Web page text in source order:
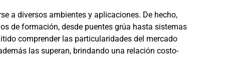
a diversos ambientes y aplicaciones. De hecho,
de formación, desde puentes grúa hasta sistemas
comprender las particularidades del mercado
las superan, brindando una relación costo-